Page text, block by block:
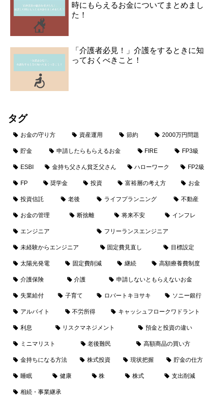
時にもらえるお金についてまとめまし
た！
「介護者必見！」介護をするときに知
っておくべきこと！
タグ
お金の守り方 資産運用 節約 2000万円問題
貯金 申請したらもらえるお金 FIRE FP3級
ESBI 金持ち父さん貧乏父さん ハローワーク FP2級
FP 奨学金 投資 富裕層の考え方 お金
投資信託 老後 ライフプランニング 不動産
お金の管理 断捨離 将来不安 インフレ
エンジニア フリーランスエンジニア
未経験からエンジニア 固定費見直し 目標設定
太陽光発電 固定費削減 継続 高額療養費制度
介護保険 介護 申請しないともらえないお金
失業給付 子育て ロバートキヨサキ ソニー銀行
アルバイト 不労所得 キャッシュフロークワドラント
利息 リスクマネジメント 預金と投資の違い
ミニマリスト 老後難民 高額商品の買い方
金持ちになる方法 株式投資 現状把握 貯金の仕方
睡眠 健康 株 株式 支出削減
相続・事業継承